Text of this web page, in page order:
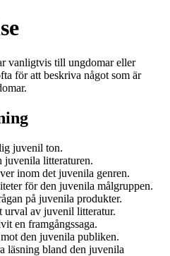
vanligtvis till ungdomar eller
för att beskriva något som är
juvenil ton.
juvenila litteraturen.
inom det juvenila genren.
för den juvenila målgruppen.
på juvenila produkter.
urval av juvenil litteratur.
en framgångssaga.
den juvenila publiken.
läsning bland den juvenila